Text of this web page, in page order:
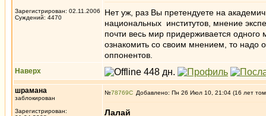
Зарегистрирован: 02.11.2006
Суждений: 4470
Нет уж, раз Вы претендуете на
национальных институтов, мнение
почти весь мир придерживается одного
ознакомить со своим мнением, то надо
оппонентов.
Наверх
шрамана
заблокирован
Зарегистрирован:
№78769 Добавлено: Пн 26 Июл 10, 21:04 (16 лет
Лалай